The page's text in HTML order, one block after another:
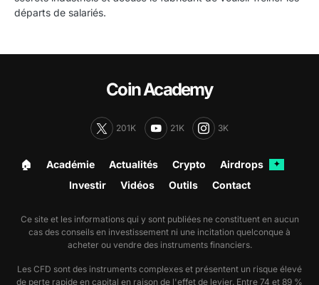
départs de salariés.
Coin Academy
201K 21K 3K
🏠︎ Académie Actualités Crypto Airdrops ✦
Investir Vidéos Outils Contact
Ce site et les informations qui y sont publiées ne constituent en aucun
cas des conseils en investissement ni une incitation quelconque à
acheter ou vendre des instruments financiers.
Les CFD sont des instruments complexes et présentent un risque élevé
de perte rapide en capital en raison de l'effet de levier. Entre 74 et 89 %